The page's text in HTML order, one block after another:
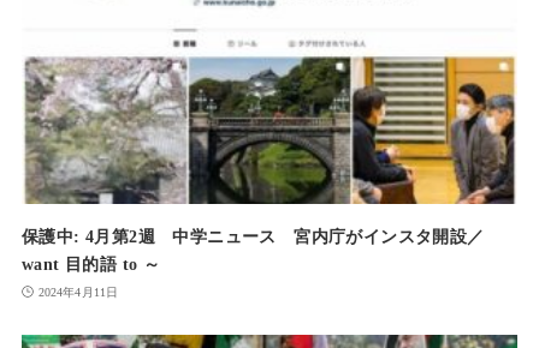
保護中: 4月第2週 中学ニュース 宮内庁がインスタ開設／
want 目的語 to ～
2024年4月11日